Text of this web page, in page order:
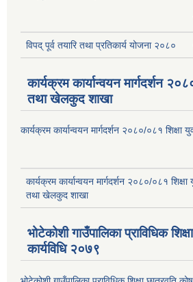
विपद् पूर्व तयारि तथा प्रतिकार्य योजना २०८०
कार्यक्रम कार्यान्वयन मार्गदर्शन
तथा खेलकुद शाखा
कार्यक्रम कार्यान्वयन मार्गदर्शन २०८०/०८१
कार्यक्रम कार्यान्वयन मार्गदर्शन २०८०/०८१ शिक्षा
तथा खेलकुद शाखा
भोटेकोशी गाउँपालिका प्राविधिक
कार्यविधि २०७९